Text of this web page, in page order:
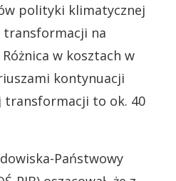
polityki klimatycznej
transformacji na
w kosztach w
kontynuacji
transformacji to ok. 40
Państwowy